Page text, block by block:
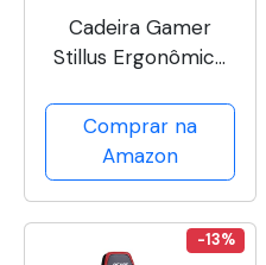
Cadeira Gamer
Stillus Ergonômica
Pés - Rosa
Comprar na
Amazon
-13%